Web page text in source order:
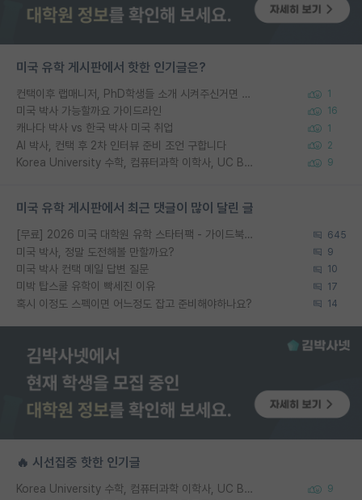
미국 유학 게시판에서 핫한 인기글은?
컨택이후 랩매니저, PhD학생들 소개 시켜주신거면 거의 컨펌에 가깝나요? 1
미국 박사 가능할까요 가이드라인 16
캐나다 박사 vs 한국 박사 미국 취업 1
AI 박사, 컨택 후 2차 인터뷰 준비 조언 구합니다 2
Korea University 수학, 컴퓨터과학 이학사, UC Berkeley 산업공학 대학원 공학박사가 되는 것은 쉽지 않겠죠? 9
미국 유학 게시판에서 최근 댓글이 많이 달린 글
[무료] 2026 미국 대학원 유학 스타터팩 - 가이드북 & 합격자 컨택메일 템플릿 645
미국 박사, 정말 도전해볼 만할까요? 9
미국 박사 컨택 메일 답변 질문 10
미박 탑스쿨 유학이 빡세진 이유 17
혹시 이정도 스펙이면 어느정도 잡고 준비해야하나요? 14
🔥 시선집중 핫한 인기글
Korea University 수학, 컴퓨터과학 이학사, UC Berkeley 산업공학 대학원 공학박사가 되는 것은 쉽지 않겠죠? 9